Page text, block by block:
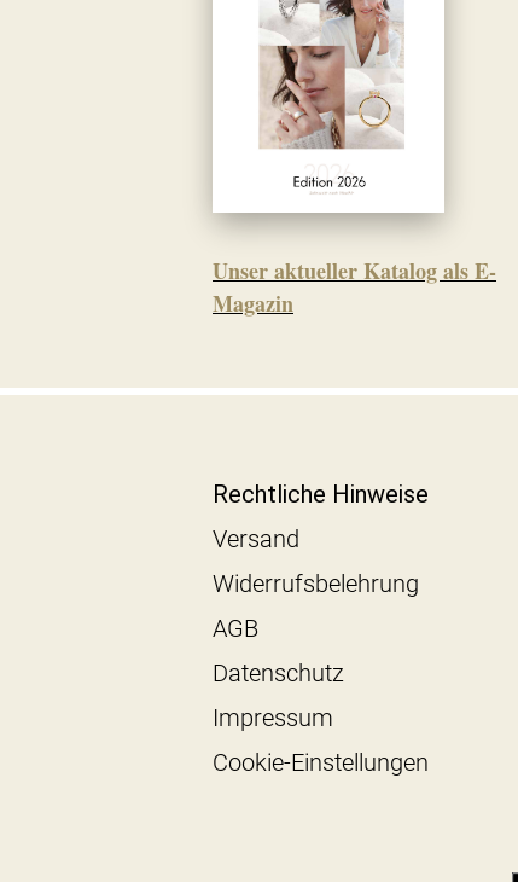
Unser aktueller Katalog als E-
Magazin
Rechtliche Hinweise
Versand
Widerrufsbelehrung
AGB
Datenschutz
Impressum
Cookie-Einstellungen